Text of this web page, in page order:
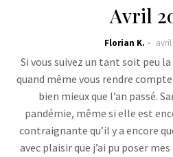
Avril
Florian K. avril
Si vous suivez un tant soit peu
quand même vous rendre
bien mieux que l’an passé.
pandémie, même si elle est
contraignante qu’il y a encore
avec plaisir que j’ai pu poser